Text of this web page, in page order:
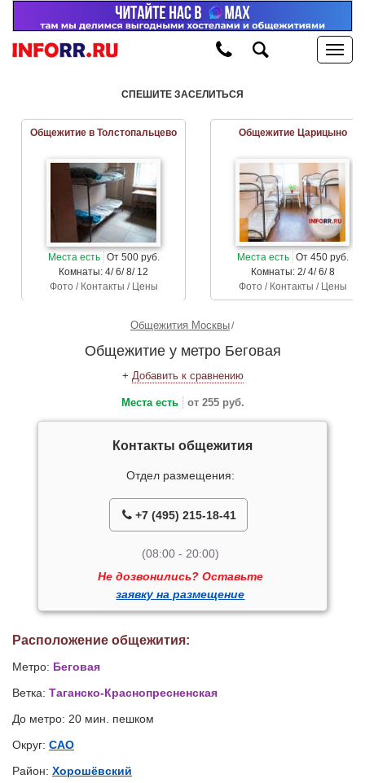
СПЕШИТЕ ЗАСЕЛИТЬСЯ
Общежитие в Толстопальцево
Места есть От 500 руб.
Комнаты: 4/ 6/ 8/ 12
Фото / Контакты / Цены
Общежитие Царицыно
Места есть От 450 руб.
Комнаты: 2/ 4/ 6/ 8
Фото / Контакты / Цены
Общежития Москвы
Общежитие у метро Беговая
+ Добавить к сравнению
Места есть от 255 руб.
Контакты общежития
Отдел размещения:
+7 (495) 215-18-41
(08:00 - 20:00)
Не дозвонились? Оставьте
заявку на размещение
Расположение общежития:
Метро: Беговая
Ветка: Таганско-Краснопресненская
До метро: 20 мин. пешком
Округ: САО
Район: Хорошёвский